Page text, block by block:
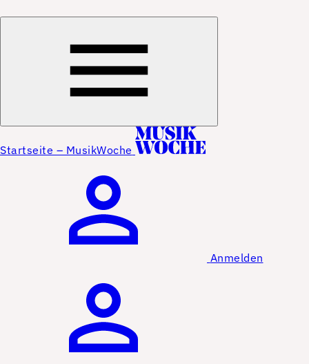
Startseite – MusikWoche
Anmelden